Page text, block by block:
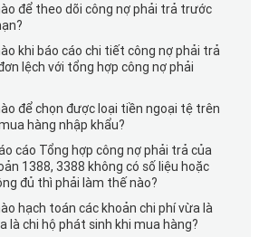
để theo dõi công nợ phải trả trước
khi báo cáo chi tiết công nợ phải trả
lệch với tổng hợp công nợ phải
để chọn được loại tiền ngoại tệ trên
hàng nhập khẩu?
cáo Tổng hợp công nợ phải trả của
1388, 3388 không có số liệu hoặc
đủ thì phải làm thế nào?
hạch toán các khoản chi phí vừa là
là chi hộ phát sinh khi mua hàng?